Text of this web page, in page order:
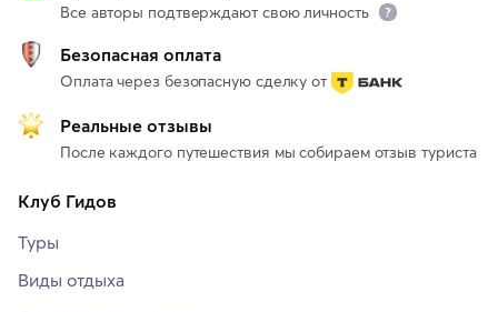
Все авторы подтверждают свою личность
Безопасная оплата
Оплата через безопасную сделку от
Реальные отзывы
После каждого путешествия мы собираем отзыв туриста
Клуб Гидов
Туры
Виды отдыха